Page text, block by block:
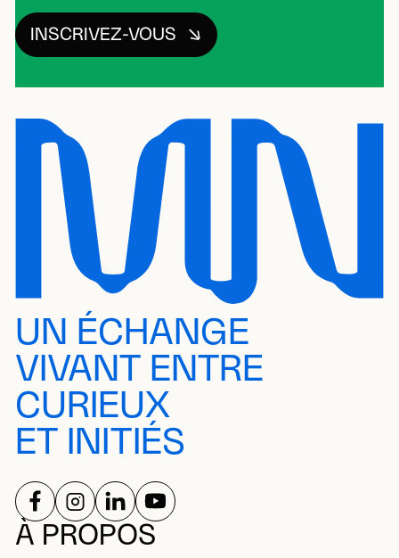
INSCRIVEZ-VOUS
UN ÉCHANGE
VIVANT ENTRE
CURIEUX
ET INITIÉS
À PROPOS
RÉSEAUX SOCIAUX
SUIVEZ-NOUS SUR
SUIVEZ-NOUS SUR
SUIVEZ-NOUS SUR
SUIVEZ-NOUS SUR